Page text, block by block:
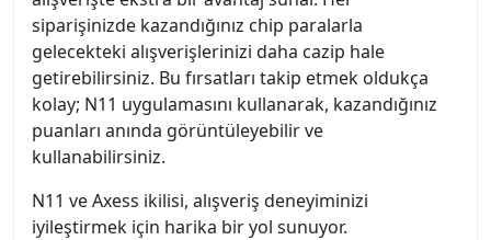
siparişinizde kazandığınız chip paralarla
gelecekteki alışverişlerinizi daha cazip hale
getirebilirsiniz. Bu fırsatları takip etmek oldukça
kolay; N11 uygulamasını kullanarak, kazandığınız
puanları anında görüntüleyebilir ve
kullanabilirsiniz.
N11 ve Axess ikilisi, alışveriş deneyiminizi
iyileştirmek için harika bir yol sunuyor.